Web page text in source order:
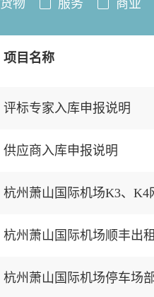
货物 服务 商业
项目名称
评标专家入库申报说明
供应商入库申报说明
杭州萧山国际机场顺丰出
杭州萧山国际机场停车场